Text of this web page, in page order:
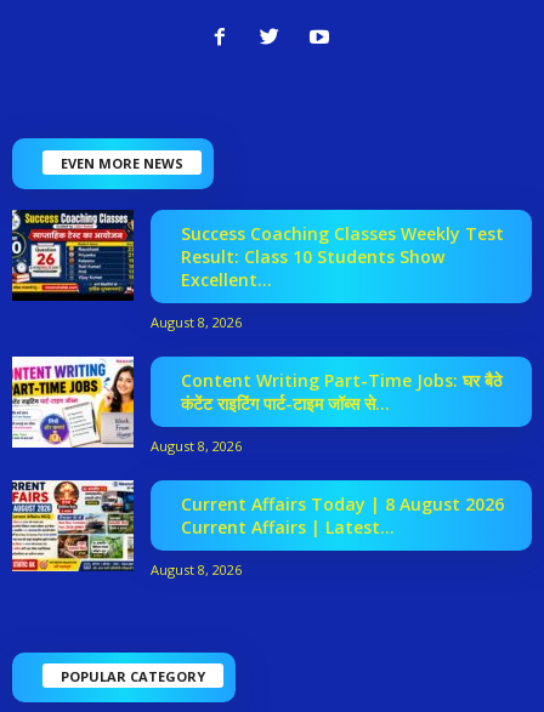
EVEN MORE NEWS
Success Coaching Classes Weekly Test
Result: Class 10 Students Show
Excellent...
August 8, 2026
Content Writing Part-Time Jobs: घर बैठे
कंटेंट राइटिंग पार्ट-टाइम जॉब्स से...
August 8, 2026
Current Affairs Today | 8 August 2026
Current Affairs | Latest...
August 8, 2026
POPULAR CATEGORY